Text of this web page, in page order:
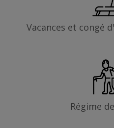
Vacances et congé
Régime